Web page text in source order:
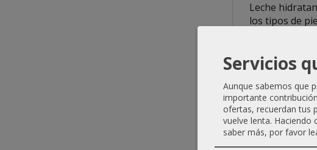
Leche
los tipos de
textura
Productos
Servicios
Aunque sabemos que
importante
ofertas, recuerdan tus
vuelve lenta. Haciendo
saber más, por favor